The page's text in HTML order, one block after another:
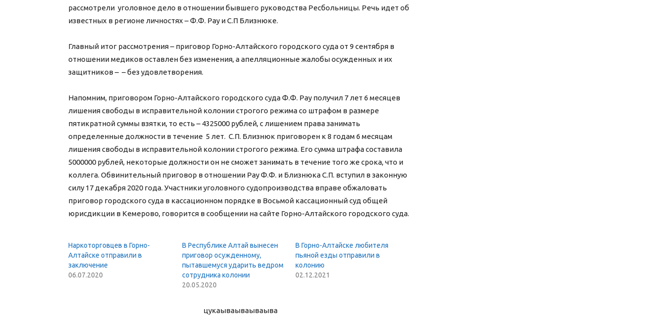
рассмотрели уголовное дело в отношении бывшего руководства Ресбольницы. Речь идет об
известных в регионе личностях – Ф.Ф. Рау и С.П Близнюке.
Главный итог рассмотрения – приговор Горно-Алтайского городского суда от 9 сентября в
отношении медиков оставлен без изменения, а апелляционные жалобы осужденных и их
защитников – – без удовлетворения.
Напомним, приговором Горно-Алтайского городского суда Ф.Ф. Рау получил 7 лет 6 месяцев
лишения свободы в исправительной колонии строгого режима со штрафом в размере
пятикратной суммы взятки, то есть – 4325000 рублей, с лишением права занимать
определенные должности в течение 5 лет. С.П. Близнюк приговорен к 8 годам 6 месяцам
лишения свободы в исправительной колонии строгого режима. Его сумма штрафа составила
5000000 рублей, некоторые должности он не сможет занимать в течение того же срока, что и
коллега. Обвинительный приговор в отношении Рау Ф.Ф. и Близнюка С.П. вступил в законную
силу 17 декабря 2020 года. Участники уголовного судопроизводства вправе обжаловать
приговор городского суда в кассационном порядке в Восьмой кассационный суд общей
юрисдикции в Кемерово, говорится в сообщении на сайте Горно-Алтайского городского суда.
Наркоторговцев в Горно-
Алтайске отправили в
заключение
06.07.2020
В Республике Алтай вынесен
приговор осужденному,
пытавшемуся ударить ведром
сотрудника колонии
20.05.2020
В Горно-Алтайске любителя
пьяной езды отправили в
колонию
02.12.2021
цукаываываываыва